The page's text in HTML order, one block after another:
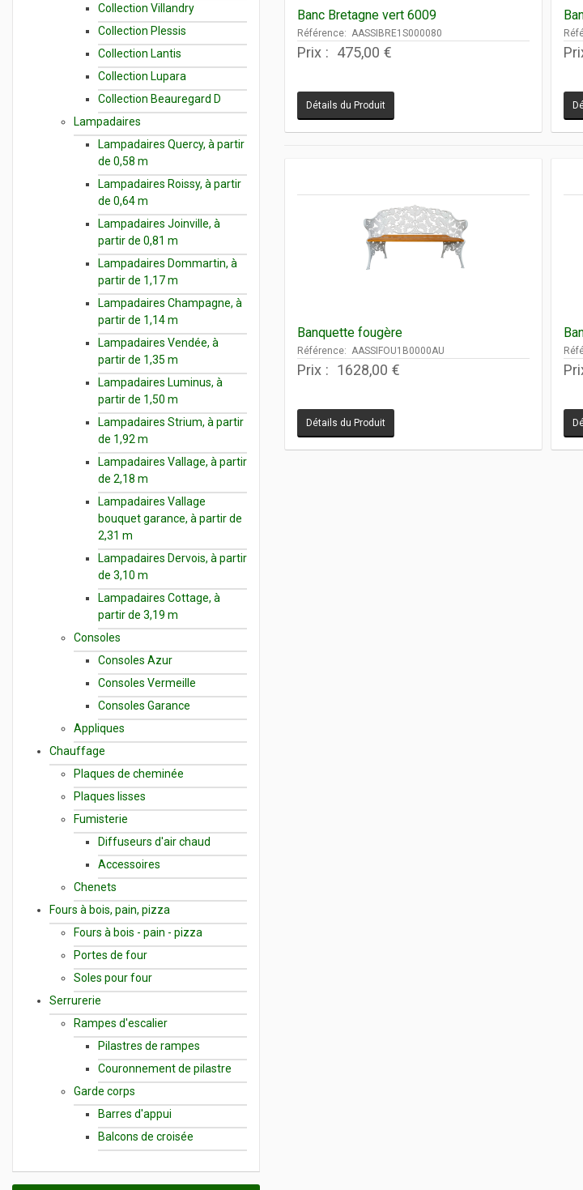
Banc Bretagne vert 6009
Référence: AASSIBRE1S000080
Prix : 475,00 €
Détails du Produit
Banquette fougère
Référence: AASSIFOU1B0000AU
Prix : 1628,00 €
Détails du Produit
Collection Villandry
Collection Plessis
Collection Lantis
Collection Lupara
Collection Beauregard D
Lampadaires
Lampadaires Quercy, à partir
de 0,58 m
Lampadaires Roissy, à partir
de 0,64 m
Lampadaires Joinville, à
partir de 0,81 m
Lampadaires Dommartin, à
partir de 1,17 m
Lampadaires Champagne, à
partir de 1,14 m
Lampadaires Vendée, à
partir de 1,35 m
Lampadaires Luminus, à
partir de 1,50 m
Lampadaires Strium, à partir
de 1,92 m
Lampadaires Vallage, à partir
de 2,18 m
Lampadaires Vallage
bouquet garance, à partir de
2,31 m
Lampadaires Dervois, à partir
de 3,10 m
Lampadaires Cottage, à
partir de 3,19 m
Consoles
Consoles Azur
Consoles Vermeille
Consoles Garance
Appliques
Chauffage
Plaques de cheminée
Plaques lisses
Fumisterie
Diffuseurs d'air chaud
Accessoires
Chenets
Fours à bois, pain, pizza
Fours à bois - pain - pizza
Portes de four
Soles pour four
Serrurerie
Rampes d'escalier
Pilastres de rampes
Couronnement de pilastre
Garde corps
Barres d'appui
Balcons de croisée